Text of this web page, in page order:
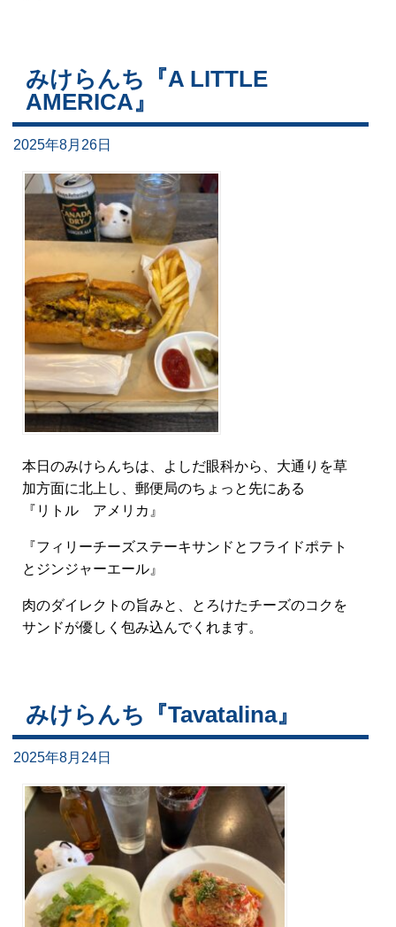
みけらんち『A LITTLE
AMERICA』
2025年8月26日
本日のみけらんちは、よしだ眼科から、大通りを草
加方面に北上し、郵便局のちょっと先にある
『リトル アメリカ』
『フィリーチーズステーキサンドとフライドポテト
とジンジャーエール』
肉のダイレクトの旨みと、とろけたチーズのコクを
サンドが優しく包み込んでくれます。
みけらんち『Tavatalina』
2025年8月24日